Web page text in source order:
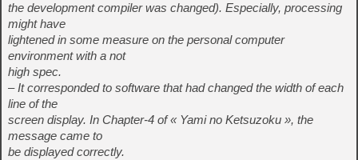
the development compiler was changed). Especially, processing
might have
lightened in some measure on the personal computer
environment with a not
high spec.
– It corresponded to software that had changed the width of each
line of the
screen display. In Chapter-4 of « Yami no Ketsuzoku », the
message came to
be displayed correctly.